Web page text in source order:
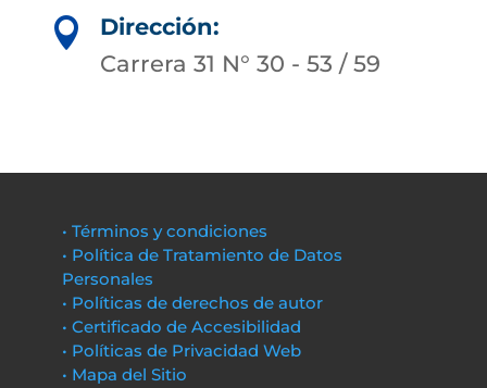

Dirección:
Carrera 31 N° 30 - 53 / 59
• Términos y condiciones
• Política de Tratamiento de Datos
Personales
• Políticas de derechos de autor
• Certificado de Accesibilidad
• Políticas de Privacidad Web
• Mapa del Sitio